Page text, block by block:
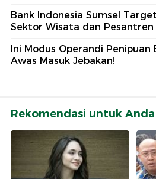
Bank Indonesia Sumsel
Sektor Wisata dan Pesantren
Ini Modus Operandi Penipuan
Awas Masuk Jebakan!
Rekomendasi untuk Anda